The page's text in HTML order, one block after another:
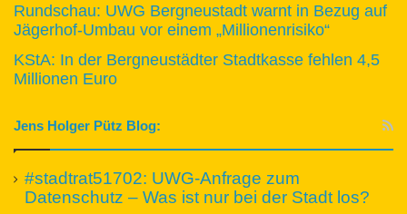
Rundschau: UWG Bergneustadt warnt in Bezug auf
Jägerhof-Umbau vor einem „Millionenrisiko“
KStA: In der Bergneustädter Stadtkasse fehlen 4,5
Millionen Euro
Jens Holger Pütz Blog:
#stadtrat51702: UWG-Anfrage zum
Datenschutz – Was ist nur bei der Stadt los?